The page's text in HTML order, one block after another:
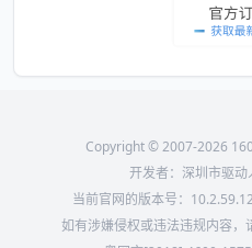
Copyright © 2007-2026
开发者：深圳市驱
当前官网的版本号：
如有涉嫌侵权或违法违规内容